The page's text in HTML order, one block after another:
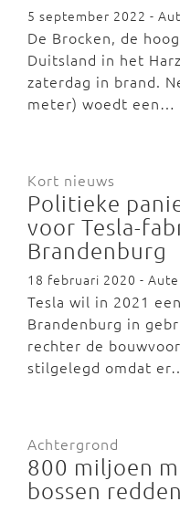
5 september 2022 -
De Brocken, de
Duitsland in het
zaterdag in brand.
meter) woedt een…
Kort nieuws
Politieke
voor Tesla-
Brandenburg
18 februari 2020 -
Tesla wil in 2021
Brandenburg in
rechter de
stilgelegd omdat
Achtergrond
800 miljoen
bossen redden